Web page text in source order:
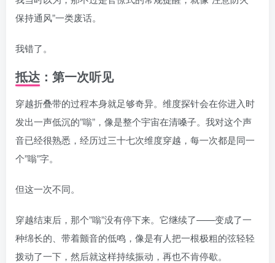
保持通风”一类废话。
我错了。
抵达：第一次听见
穿越折叠带的过程本身就足够奇异。维度探针会在你进入时
发出一声低沉的”嗡”，像是整个宇宙在清嗓子。我对这个声
音已经很熟悉，经历过三十七次维度穿越，每一次都是同一
个”嗡”字。
但这一次不同。
穿越结束后，那个”嗡”没有停下来。它继续了——变成了一
种绵长的、带着颤音的低鸣，像是有人把一根极粗的弦轻轻
拨动了一下，然后就这样持续振动，再也不肯停歇。